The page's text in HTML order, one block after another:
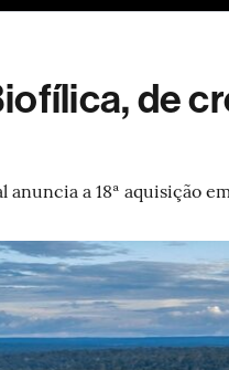
de
a 18ª aquisição